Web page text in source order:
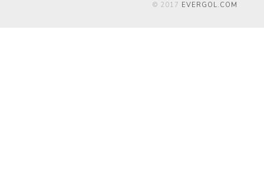
© 2017 EVERGOL.COM